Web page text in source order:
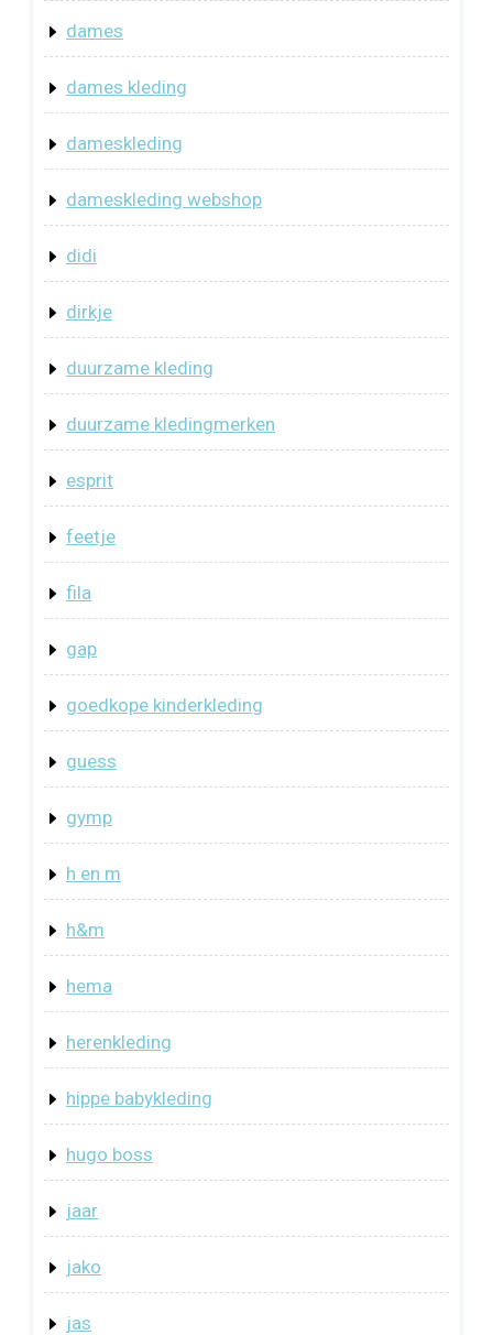
dames
dames kleding
dameskleding
dameskleding webshop
didi
dirkje
duurzame kleding
duurzame kledingmerken
esprit
feetje
fila
gap
goedkope kinderkleding
guess
gymp
h en m
h&m
hema
herenkleding
hippe babykleding
hugo boss
jaar
jako
jas